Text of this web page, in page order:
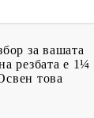
за вашата
резбата е 1¼
това